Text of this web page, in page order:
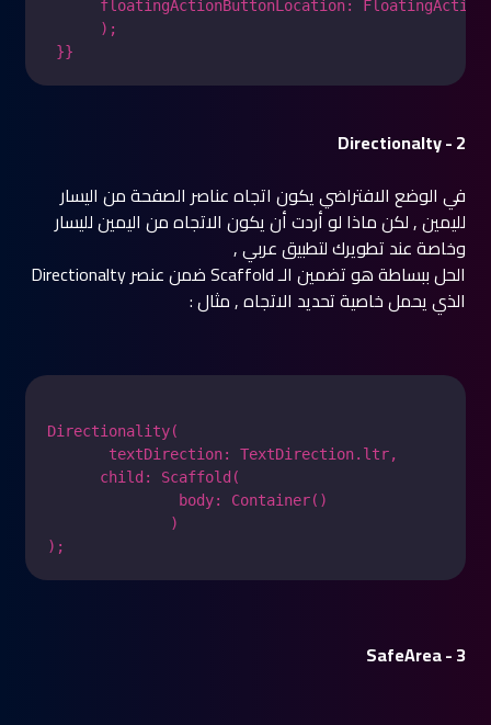
floatingActionButtonLocation:
      );
}}
2 - Directionalty
في الوضع الافتراضي يكون اتجاه عناصر الصفحة من اليسار
لليمين , لكن ماذا لو أردت أن يكون الاتجاه من اليمين لليسار
وخاصة عند تطويرك لتطبيق عربي ,
الحل ببساطة هو تضمين الـ Scaffold ضمن عنصر Directionalty
الذي يحمل خاصية تحديد الاتجاه , مثال :
Directionality(
       textDirection: TextDirection.ltr,
      child: Scaffold(
               body: Container()
              )
3 - SafeArea